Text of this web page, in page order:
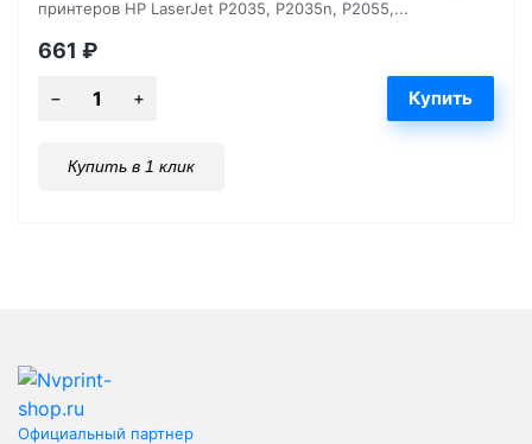
принтеров HP LaserJet P2035, P2035n, P2055,...
661 ₽
Купить в 1 клик
Официальный партнер